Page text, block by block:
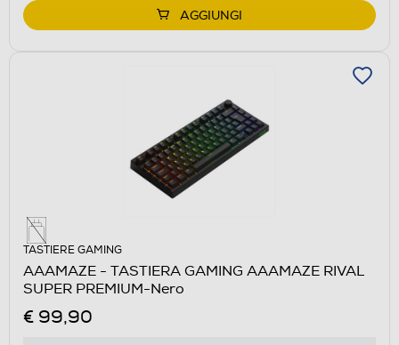
AGGIUNGI
TASTIERE GAMING
AAAMAZE - TASTIERA GAMING AAAMAZE RIVAL
SUPER PREMIUM-Nero
€ 99,90